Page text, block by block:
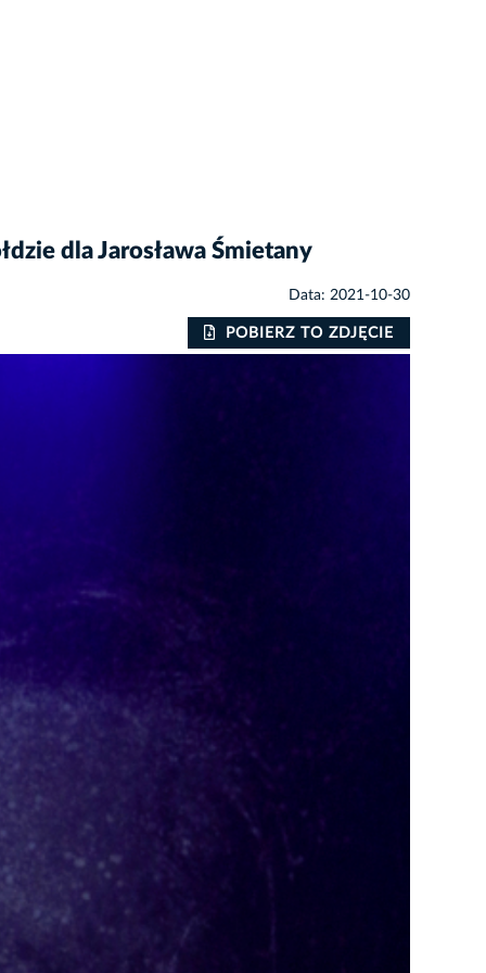
dla Jarosława Śmietany
Data: 2021-10-30
POBIERZ TO ZDJĘCIE